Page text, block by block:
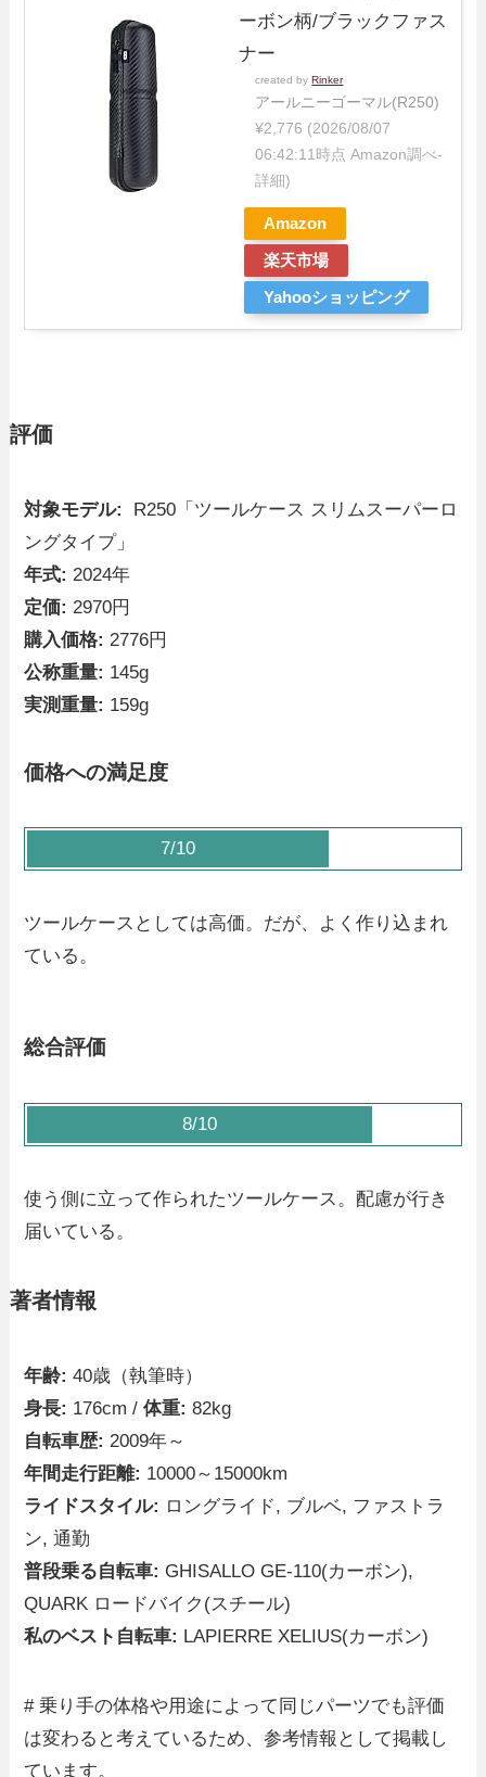
ーボン柄/ブラックファス
ナー
created byRinker
アールニーゴーマル(R250)
¥2,776 (2026/08/07
06:42:11時点 Amazon調べ-
詳細)
Amazon
楽天市場
Yahooショッピング
評価
対象モデル:
R250「ツールケース スリムスーパーロ
ングタイプ」
年式: 2024年
定価: 2970円
購入価格: 2776円
公称重量: 145g
実測重量: 159g
価格への満足度
7/10
ツールケースとしては高価。だが、よく作り込まれ
ている。
総合評価
8/10
使う側に立って作られたツールケース。配慮が行き
届いている。
著者情報
年齢: 40歳（執筆時）
身長: 176cm /体重: 82kg
自転車歴: 2009年～
年間走行距離: 10000～15000km
ライドスタイル: ロングライド, ブルベ, ファストラ
ン, 通勤
普段乗る自転車: GHISALLO GE-110(カーボン),
QUARK ロードバイク(スチール)
私のベスト自転車: LAPIERRE XELIUS(カーボン)
# 乗り手の体格や用途によって同じパーツでも評価
は変わると考えているため、参考情報として掲載し
ています。